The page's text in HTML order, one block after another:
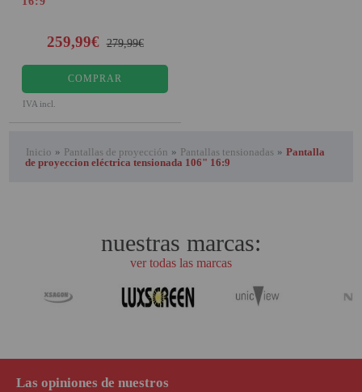
259,99€ 279,99€
COMPRAR
IVA incl.
Inicio » Pantallas de proyección » Pantallas tensionadas » Pantalla
de proyeccion eléctrica tensionada 106" 16:9
nuestras marcas:
ver todas las marcas
Las opiniones de nuestros